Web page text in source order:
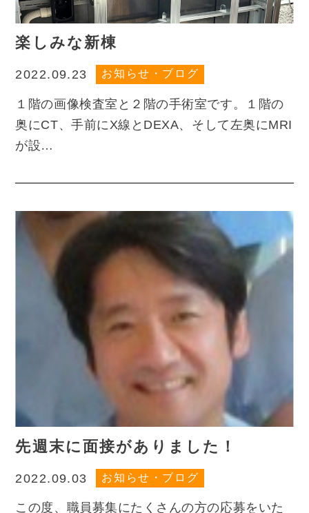
楽しみな新棟
2022.09.23 お知らせ・ブログ
１階の画像検査室と２階の手術室です。１階の
奥にCT、手前にX線とDEXA、そして左奥にMRI
が設…
先週末に面接がありました！
2022.09.03 お知らせ・ブログ
この度、職員募集にたくさんの方の応募をいた